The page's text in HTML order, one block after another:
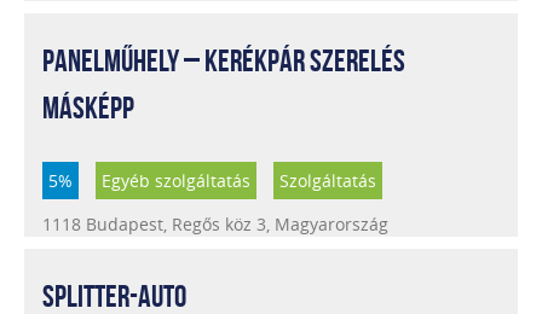
PANELMŰHELY – KERÉKPÁR SZERELÉS
MÁSKÉPP
5% Egyéb szolgáltatás
Szolgáltatás
1118 Budapest, Regős köz 3, Magyarország
SPLITTER-AUTO